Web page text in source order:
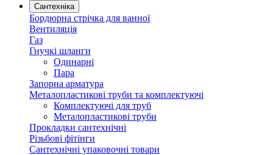
Сантехніка
Бордюрна стрічка для ванної
Вентиляція
Газ
Гнучкі шланги
Одинарні
Пара
Запорна арматура
Металопластикові труби та комплектуючі
Комплектуючі для труб
Металопластикові труби
Прокладки сантехнічні
Різьбові фітінги
Сантехнічні упаковочні товари